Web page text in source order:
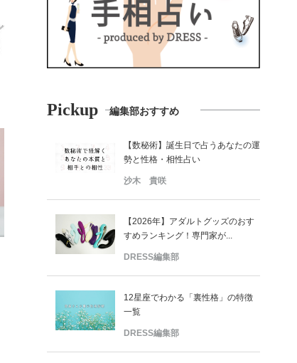
Pickup 編集部おすすめ
【数秘術】誕生日で占うあなたの運
勢と性格・相性占い
沙木 貴咲
【2026年】アダルトグッズのおす
すめランキング！専門家が...
DRESS編集部
12星座でわかる「裏性格」の特徴
一覧
DRESS編集部